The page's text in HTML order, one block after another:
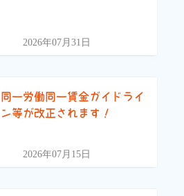
2026年07月31日
同一労働同一賃金ガイドライ
ン等が改正されます！
2026年07月15日